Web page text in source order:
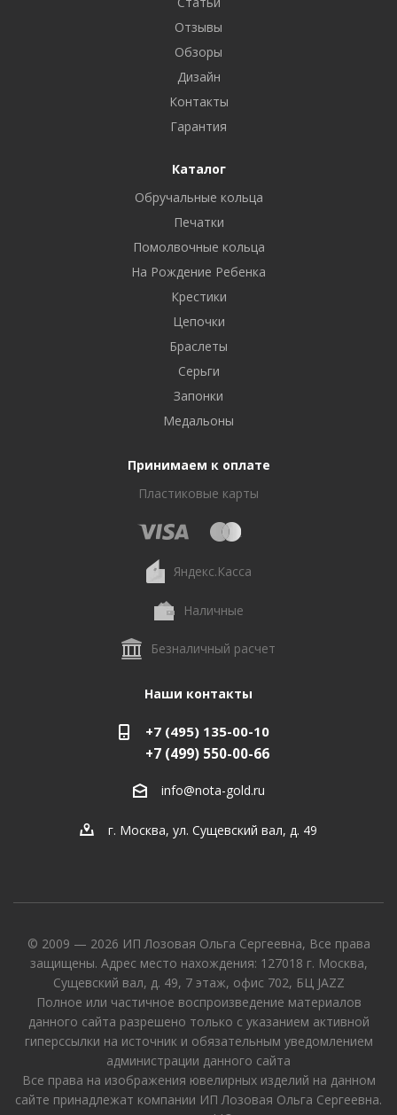
Отзывы
Обзоры
Дизайн
Контакты
Гарантия
Каталог
Обручальные кольца
Печатки
Помолвочные кольца
На Рождение Ребенка
Крестики
Цепочки
Браслеты
Серьги
Запонки
Медальоны
Принимаем к оплате
Пластиковые карты
Яндекс.Касса
Наличные
Безналичный расчет
Наши контакты
+7 (495) 135-00-10
+7 (499) 550-00-66
info@nota-gold.ru
г. Москва, ул. Сущевский вал, д. 49
© 2009 — 2026 ИП Лозовая Ольга Сергеевна, Все права
защищены. Адрес место нахождения: 127018 г. Москва,
Сущевский вал, д. 49, 7 этаж, офис 702, БЦ JAZZ
Полное или частичное воспроизведение материалов
данного сайта разрешено только с указанием активной
гиперссылки на источник и обязательным уведомлением
администрации данного сайта
Все права на изображения ювелирных изделий на данном
сайте принадлежат компании ИП Лозовая Ольга Сергеевна.